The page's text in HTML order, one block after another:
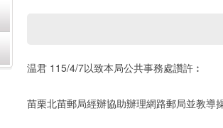
温君 115/4/7以致本局公共事務處讚許︰
苗栗北苗郵局經辦協助辦理網路郵局並教導